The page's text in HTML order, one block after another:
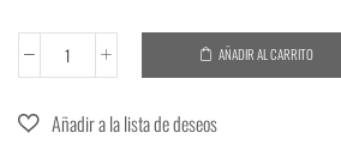
AÑADIR AL CARRITO